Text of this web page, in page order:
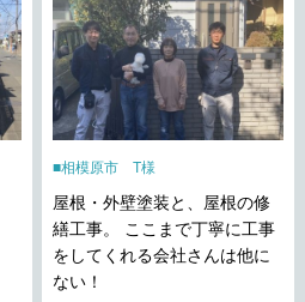
相模原市 T様
屋根・外壁塗装と、屋根の修
繕工事。 ここまで丁寧に工事
をしてくれる会社さんは他に
ない！